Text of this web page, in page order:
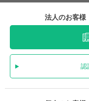
法人のお客様
認